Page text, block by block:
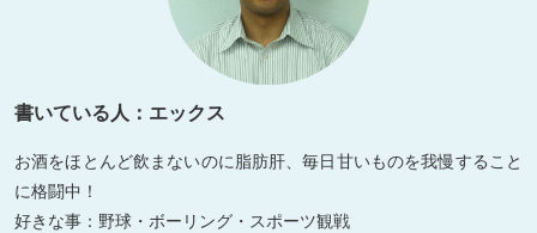
書いている人：エックス
お酒をほとんど飲まないのに脂肪肝、毎日甘いものを我慢すること
に格闘中！
好きな事：野球・ボーリング・スポーツ観戦